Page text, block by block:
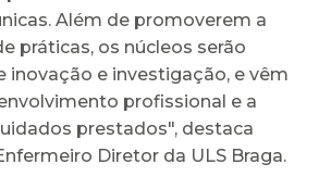
Além de promoverem a
práticas, os núcleos serão
inovação e investigação, e vêm
profissional e a
prestados", destaca
Diretor da ULS Braga.